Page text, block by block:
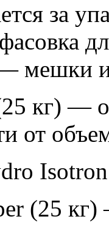
за
мешки
кг) —
от
(25